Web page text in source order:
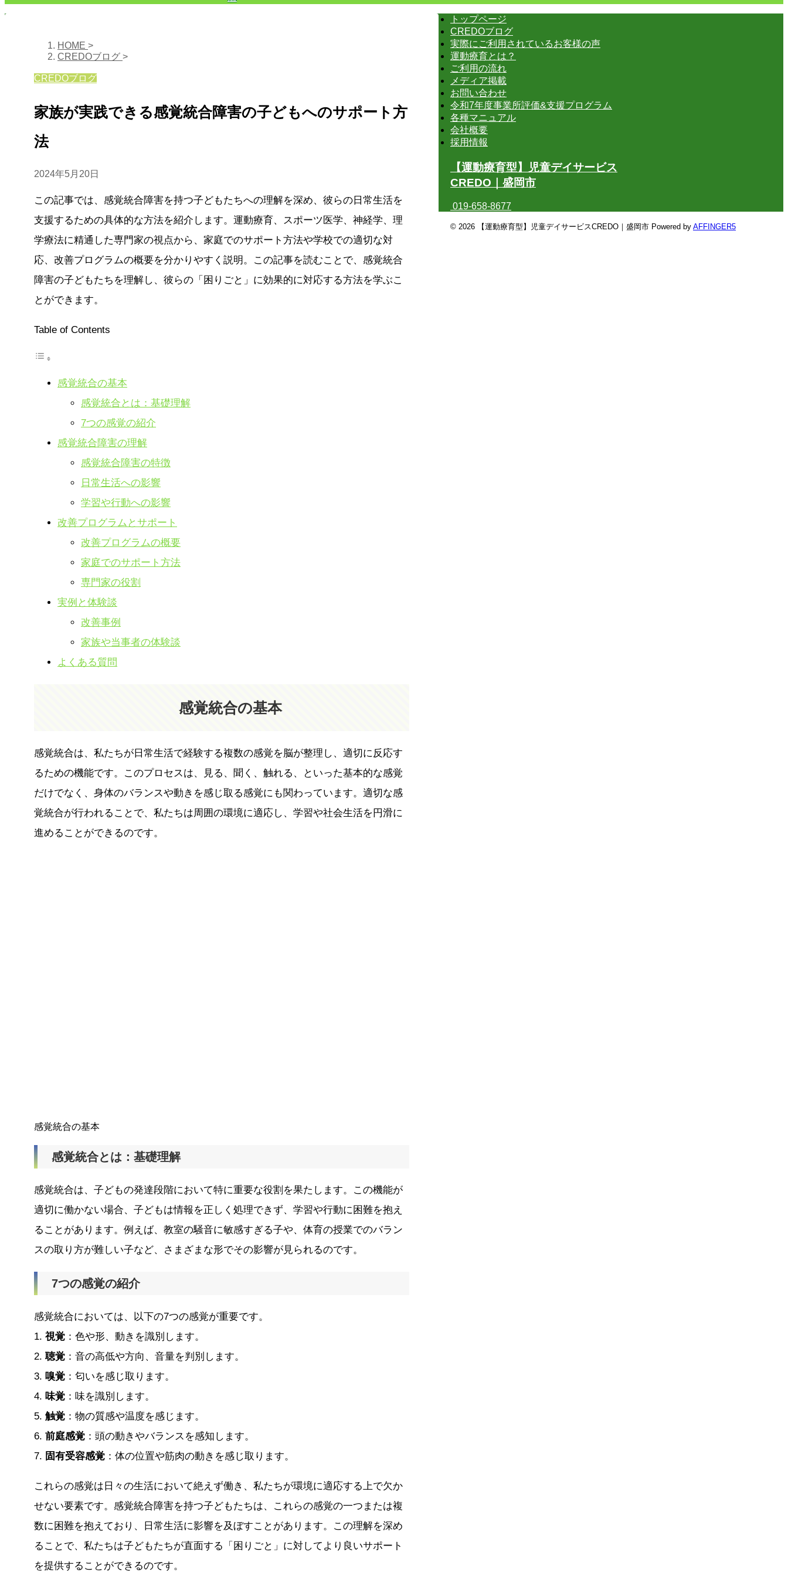
HOME >
CREDOブログ >
CREDOブログ
家族が実践できる感覚統合障害の子どもへのサポート方
法
2024年5月20日
この記事では、感覚統合障害を持つ子どもたちへの理解を深め、彼らの日常生活を
支援するための具体的な方法を紹介します。運動療育、スポーツ医学、神経学、理
学療法に精通した専門家の視点から、家庭でのサポート方法や学校での適切な対
応、改善プログラムの概要を分かりやすく説明。この記事を読むことで、感覚統合
障害の子どもたちを理解し、彼らの「困りごと」に効果的に対応する方法を学ぶこ
とができます。
Table of Contents
感覚統合の基本
感覚統合とは：基礎理解
7つの感覚の紹介
感覚統合障害の理解
感覚統合障害の特徴
日常生活への影響
学習や行動への影響
改善プログラムとサポート
改善プログラムの概要
家庭でのサポート方法
専門家の役割
実例と体験談
改善事例
家族や当事者の体験談
よくある質問
感覚統合の基本
感覚統合は、私たちが日常生活で経験する複数の感覚を脳が整理し、適切に反応す
るための機能です。このプロセスは、見る、聞く、触れる、といった基本的な感覚
だけでなく、身体のバランスや動きを感じ取る感覚にも関わっています。適切な感
覚統合が行われることで、私たちは周囲の環境に適応し、学習や社会生活を円滑に
進めることができるのです。
感覚統合の基本
感覚統合とは：基礎理解
感覚統合は、子どもの発達段階において特に重要な役割を果たします。この機能が
適切に働かない場合、子どもは情報を正しく処理できず、学習や行動に困難を抱え
ることがあります。例えば、教室の騒音に敏感すぎる子や、体育の授業でのバラン
スの取り方が難しい子など、さまざまな形でその影響が見られるのです。
7つの感覚の紹介
感覚統合においては、以下の7つの感覚が重要です。
1. 視覚 ：色や形、動きを識別します。
2. 聴覚 ：音の高低や方向、音量を判別します。
3. 嗅覚 ：匂いを感じ取ります。
4. 味覚 ：味を識別します。
5. 触覚 ：物の質感や温度を感じます。
6. 前庭感覚 ：頭の動きやバランスを感知します。
7. 固有受容感覚 ：体の位置や筋肉の動きを感じ取ります。
これらの感覚は日々の生活において絶えず働き、私たちが環境に適応する上で欠か
せない要素です。感覚統合障害を持つ子どもたちは、これらの感覚の一つまたは複
数に困難を抱えており、日常生活に影響を及ぼすことがあります。この理解を深め
ることで、私たちは子どもたちが直面する「困りごと」に対してより良いサポート
を提供することができるのです。
トップページ
CREDOブログ
実際にご利用されているお客様の声
運動療育とは？
ご利用の流れ
メディア掲載
お問い合わせ
令和7年度事業所評価&支援プログラム
各種マニュアル
会社概要
採用情報
【運動療育型】児童デイサービス
CREDO｜盛岡市
019-658-8677
© 2026 【運動療育型】児童デイサービスCREDO｜盛岡市 Powered by AFFINGER5